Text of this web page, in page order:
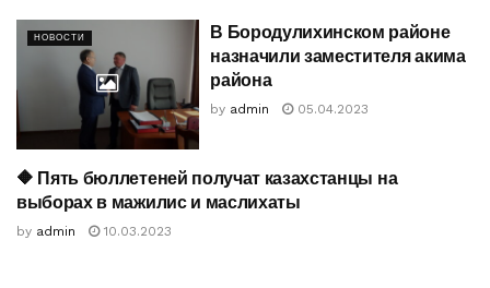
НОВОСТИ
В Бородулихинском районе
назначили заместителя акима
района
by admin 05.04.2023
НОВОСТИ
🔶️ Пять бюллетеней получат казахстанцы на
выборах в мажилис и маслихаты
by admin 10.03.2023